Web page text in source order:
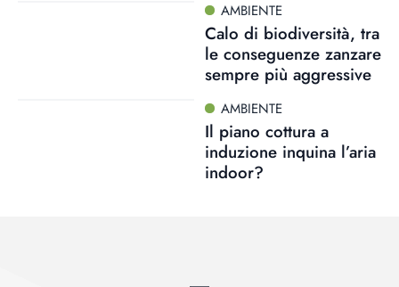
AMBIENTE
Calo di biodiversità, tra
le conseguenze zanzare
sempre più aggressive
AMBIENTE
Il piano cottura a
induzione inquina l’aria
indoor?